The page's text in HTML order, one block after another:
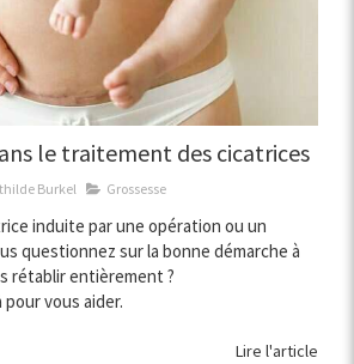
le traitement des cicatrices
Burkel Grossesse
induite par une opération ou un
questionnez sur la bonne démarche à
rétablir entièrement ?
vous aider.
Lire l'article